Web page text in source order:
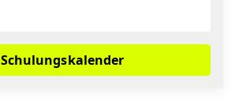
Schulungskalender